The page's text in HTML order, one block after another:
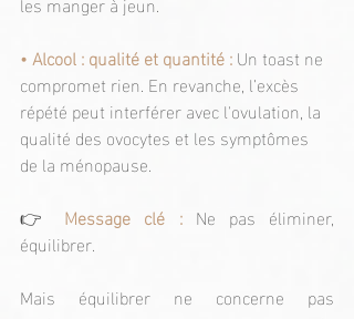
• Alcool : qualité et quantité : Un toast ne
compromet rien. En revanche, l’excès
répété peut interférer avec l'ovulation, la
qualité des ovocytes et les symptômes
de la ménopause.
👉
Message clé : Ne pas éliminer,
équilibrer.
Mais équilibrer ne concerne pas